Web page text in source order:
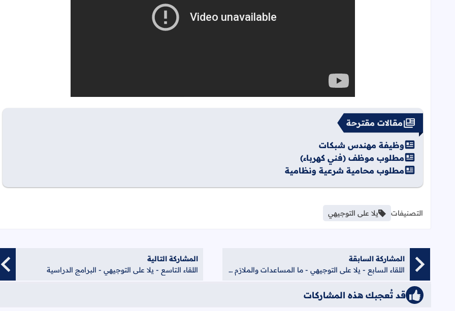
مقالات مقترحة
وظيفة مهندس شبكات
مطلوب موظف (فني كهرباء)
مطلوب محامية شرعية ونظامية
التصنيفات يلا على التوجيهي
المشاركة السابقة
اللقاء السابع - يلا على التوجيهي - ما المساعدات والملازم التي تُفيدني؟
المشاركة التالية
اللقاء التاسع - يلا على التوجيهي - البرامج الدراسية
قد تُعجبك هذه المشاركات